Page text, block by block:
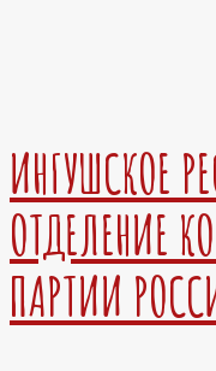
ИНГУШСКОЕ
ОТДЕЛЕНИЕ
ПАРТИИ